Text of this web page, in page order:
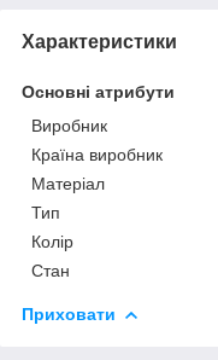
Характеристики
Основні атрибути
Виробник
Країна виробник
Матеріал
Тип
Колір
Стан
Приховати